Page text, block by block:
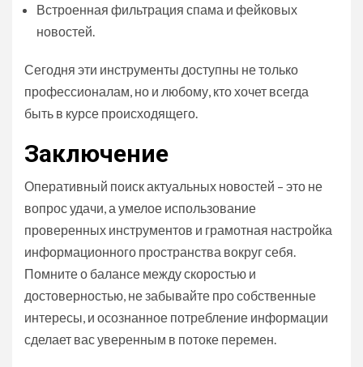
Встроенная фильтрация спама и фейковых
новостей.
Сегодня эти инструменты доступны не только
профессионалам, но и любому, кто хочет всегда
быть в курсе происходящего.
Заключение
Оперативный поиск актуальных новостей – это не
вопрос удачи, а умелое использование
проверенных инструментов и грамотная настройка
информационного пространства вокруг себя.
Помните о балансе между скоростью и
достоверностью, не забывайте про собственные
интересы, и осознанное потребление информации
сделает вас уверенным в потоке перемен.